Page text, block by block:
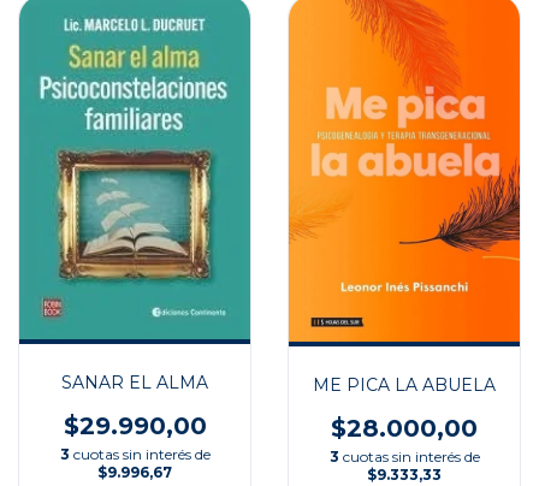
SANAR EL ALMA
$29.990,00
3 cuotas sin interés de
$9.996,67
ME PICA LA ABUELA
$28.000,00
3 cuotas sin interés de
$9.333,33